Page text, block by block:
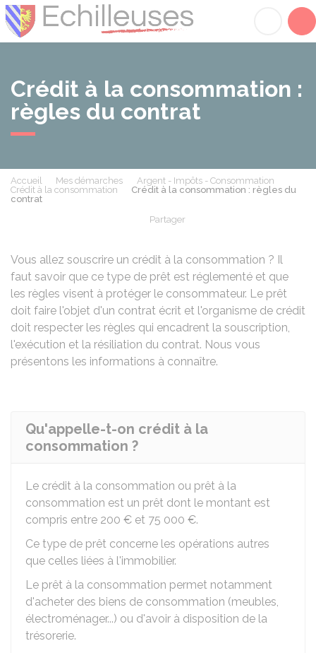
Crédit à la consommation :
règles du contrat
Accueil Mes démarches
Argent - Impôts - Consommation
Crédit à la consommation
Crédit à la consommation : règles du
contrat
Partager
Vous allez souscrire un crédit à la consommation ? Il
faut savoir que ce type de prêt est réglementé et que
les règles visent à protéger le consommateur. Le prêt
doit faire l'objet d'un contrat écrit et l'organisme de crédit
doit respecter les règles qui encadrent la souscription,
l'exécution et la résiliation du contrat. Nous vous
présentons les informations à connaître.
Qu'appelle-t-on crédit à la
consommation ?
Le crédit à la consommation ou prêt à la
consommation est un prêt dont le montant est
compris entre 200 € et 75 000 €.
Ce type de prêt concerne les opérations autres
que celles liées à l'immobilier.
Le prêt à la consommation permet notamment
d'acheter des biens de consommation (meubles,
électroménager...) ou d'avoir à disposition de la
trésorerie.